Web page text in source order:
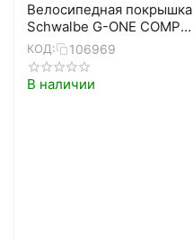
Велосипедная покрышка
Schwalbe G-ONE COMP
28x1.50 (40-622), K-Guard,
Black
КОД: 106969
В наличии